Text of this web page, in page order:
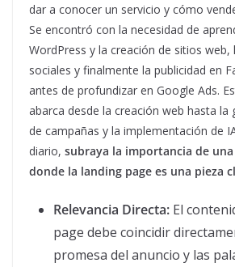
dar a conocer un servicio y cómo
Se encontró con la necesidad de
WordPress y la creación de sitios web,
sociales y finalmente la publicidad en
antes de profundizar en Google Ads.
abarca desde la creación web hasta la
de campañas y la implementación de
diario, subraya la importancia de
donde la landing page es una pieza
Relevancia Directa: El
page debe coincidir
promesa del anuncio y las